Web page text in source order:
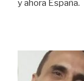
y ahora España.